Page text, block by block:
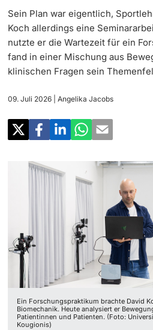
weitere Informationen
Fördernde &
Universität in den Medien
Veranstaltungskalender
‡ ‡ ‡ ‡ ‡ ‡ ‡ ‡ ‡ ‡ ‡ ‡
Social Media
‡ ‡ ‡ ‡ ‡ ‡ ‡ ‡ ‡ ‡ ‡ ‡
UNI NOVA
‡ ‡ ‡ ‡ ‡ ‡ ‡ ‡
Service für Medien
‡ ‡ ‡ ‡ ‡ ‡ ‡ ‡ ‡ ‡ ‡ ‡ ‡ ‡ ‡ ‡ ‡ ‡ ‡ ‡ ‡ ‡ ‡
Podcasts
‡ ‡ ‡ ‡ ‡ ‡ ‡ ‡ ‡ ‡ ‡ ‡
Ukraine
Lehre
‡ ‡ ‡ ‡ ‡ ‡ ‡ ‡ ‡ ‡ ‡ ‡ ‡ ‡ ‡ ‡ ‡ ‡ ‡ ‡ ‡ ‡ ‡
Weiterbildung
‡ ‡ ‡ ‡ ‡ ‡ ‡ ‡ ‡ ‡ ‡ ‡ ‡ ‡ ‡ ‡ ‡ ‡ ‡
Universität
Sein Plan war eigentlich,
Koch allerdings eine
nutzte er die Wartezeit für ein
fand in einer Mischung aus
klinischen Fragen sein
09. Juli 2026 | Angelika Jacobs
Ein Forschungspraktikum brachte David
Biomechanik. Heute analysiert er
Patientinnen und Patienten. (Foto:
Kougionis)